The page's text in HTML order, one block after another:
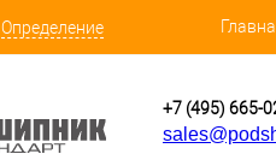
Определение
+7 (495) 665-